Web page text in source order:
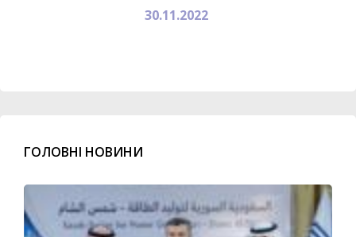
30.11.2022
ГОЛОВНІ НОВИНИ